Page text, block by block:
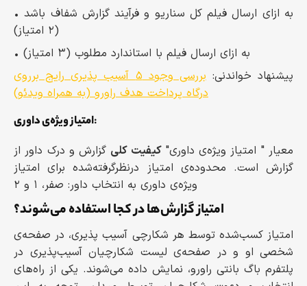
• به ازای ارسال فیلم کل سناریو و فرآیند گزارش شفاف باشد
(۲ امتیاز)
• به ازای ارسال فیلم با استاندارد مطلوب (۳ امتیاز)
پیشنهاد خواندنی:
بررسی وجود ۵ آسیب پذیری رایج برروی
درگاه پرداخت هدف راورو (به همراه ویدئو)
امتیاز ویژه‌ی داوری:
معیار " امتیاز ویژه‌ی داوری"کیفیت کلی گزارش و درک داور از
گزارش است. محدوده‌ی امتیاز درنظرگرفته‌شده برای امتیاز
ویژه‌ی داوری به انتخاب داور: صفر، ۱ و ۲
امتیاز گزارش‌ها در کجا استفاده می‌شوند؟
امتیاز کسب‌شده توسط هر شکارچی آسیب پذیری، در صفحه‌ی
شخصی او و در صفحه‌ی لیست شکارچیان آسیب‌پذیری در
پلتفرم باگ بانتی راورو، نمایش داده می‌شوند. یکی از راه‌های